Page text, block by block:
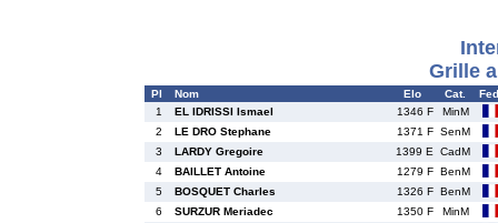
Grille
Pl Nom Elo Cat.
1
EL IDRISSI Ismael 1346 F
MinM
2
LE DRO Stephane 1371 F SenM
3
LARDY Gregoire 1399 E
CadM
4
BAILLET Antoine 1279 F BenM
5
BOSQUET Charles 1326 F BenM
6
SURZUR Meriadec 1350 F
MinM